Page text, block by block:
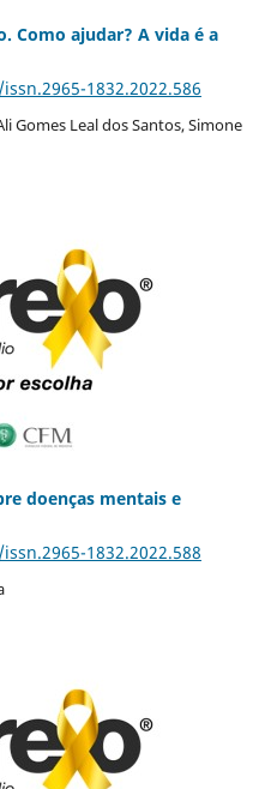
Como ajudar? A vida é a
1832.2022.586
Gomes Leal dos Santos, Simone
doenças mentais e
1832.2022.588